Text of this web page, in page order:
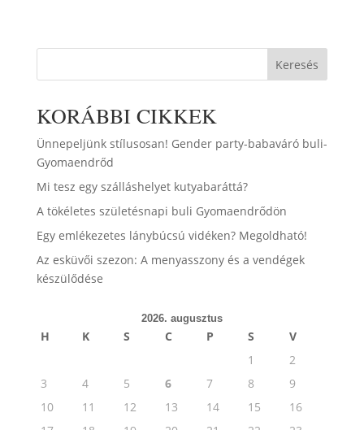
Keresés
KORÁBBI CIKKEK
Ünnepeljünk stílusosan! Gender party-babaváró buli-
Gyomaendrőd
Mi tesz egy szálláshelyet kutyabaráttá?
A tökéletes születésnapi buli Gyomaendrődön
Egy emlékezetes lánybúcsú vidéken? Megoldható!
Az esküvői szezon: A menyasszony és a vendégek
készülődése
2026. augusztus
H K S C P S
V
1
2
3
4 5 6 7 8
9
10
11 12 13 14 15
16